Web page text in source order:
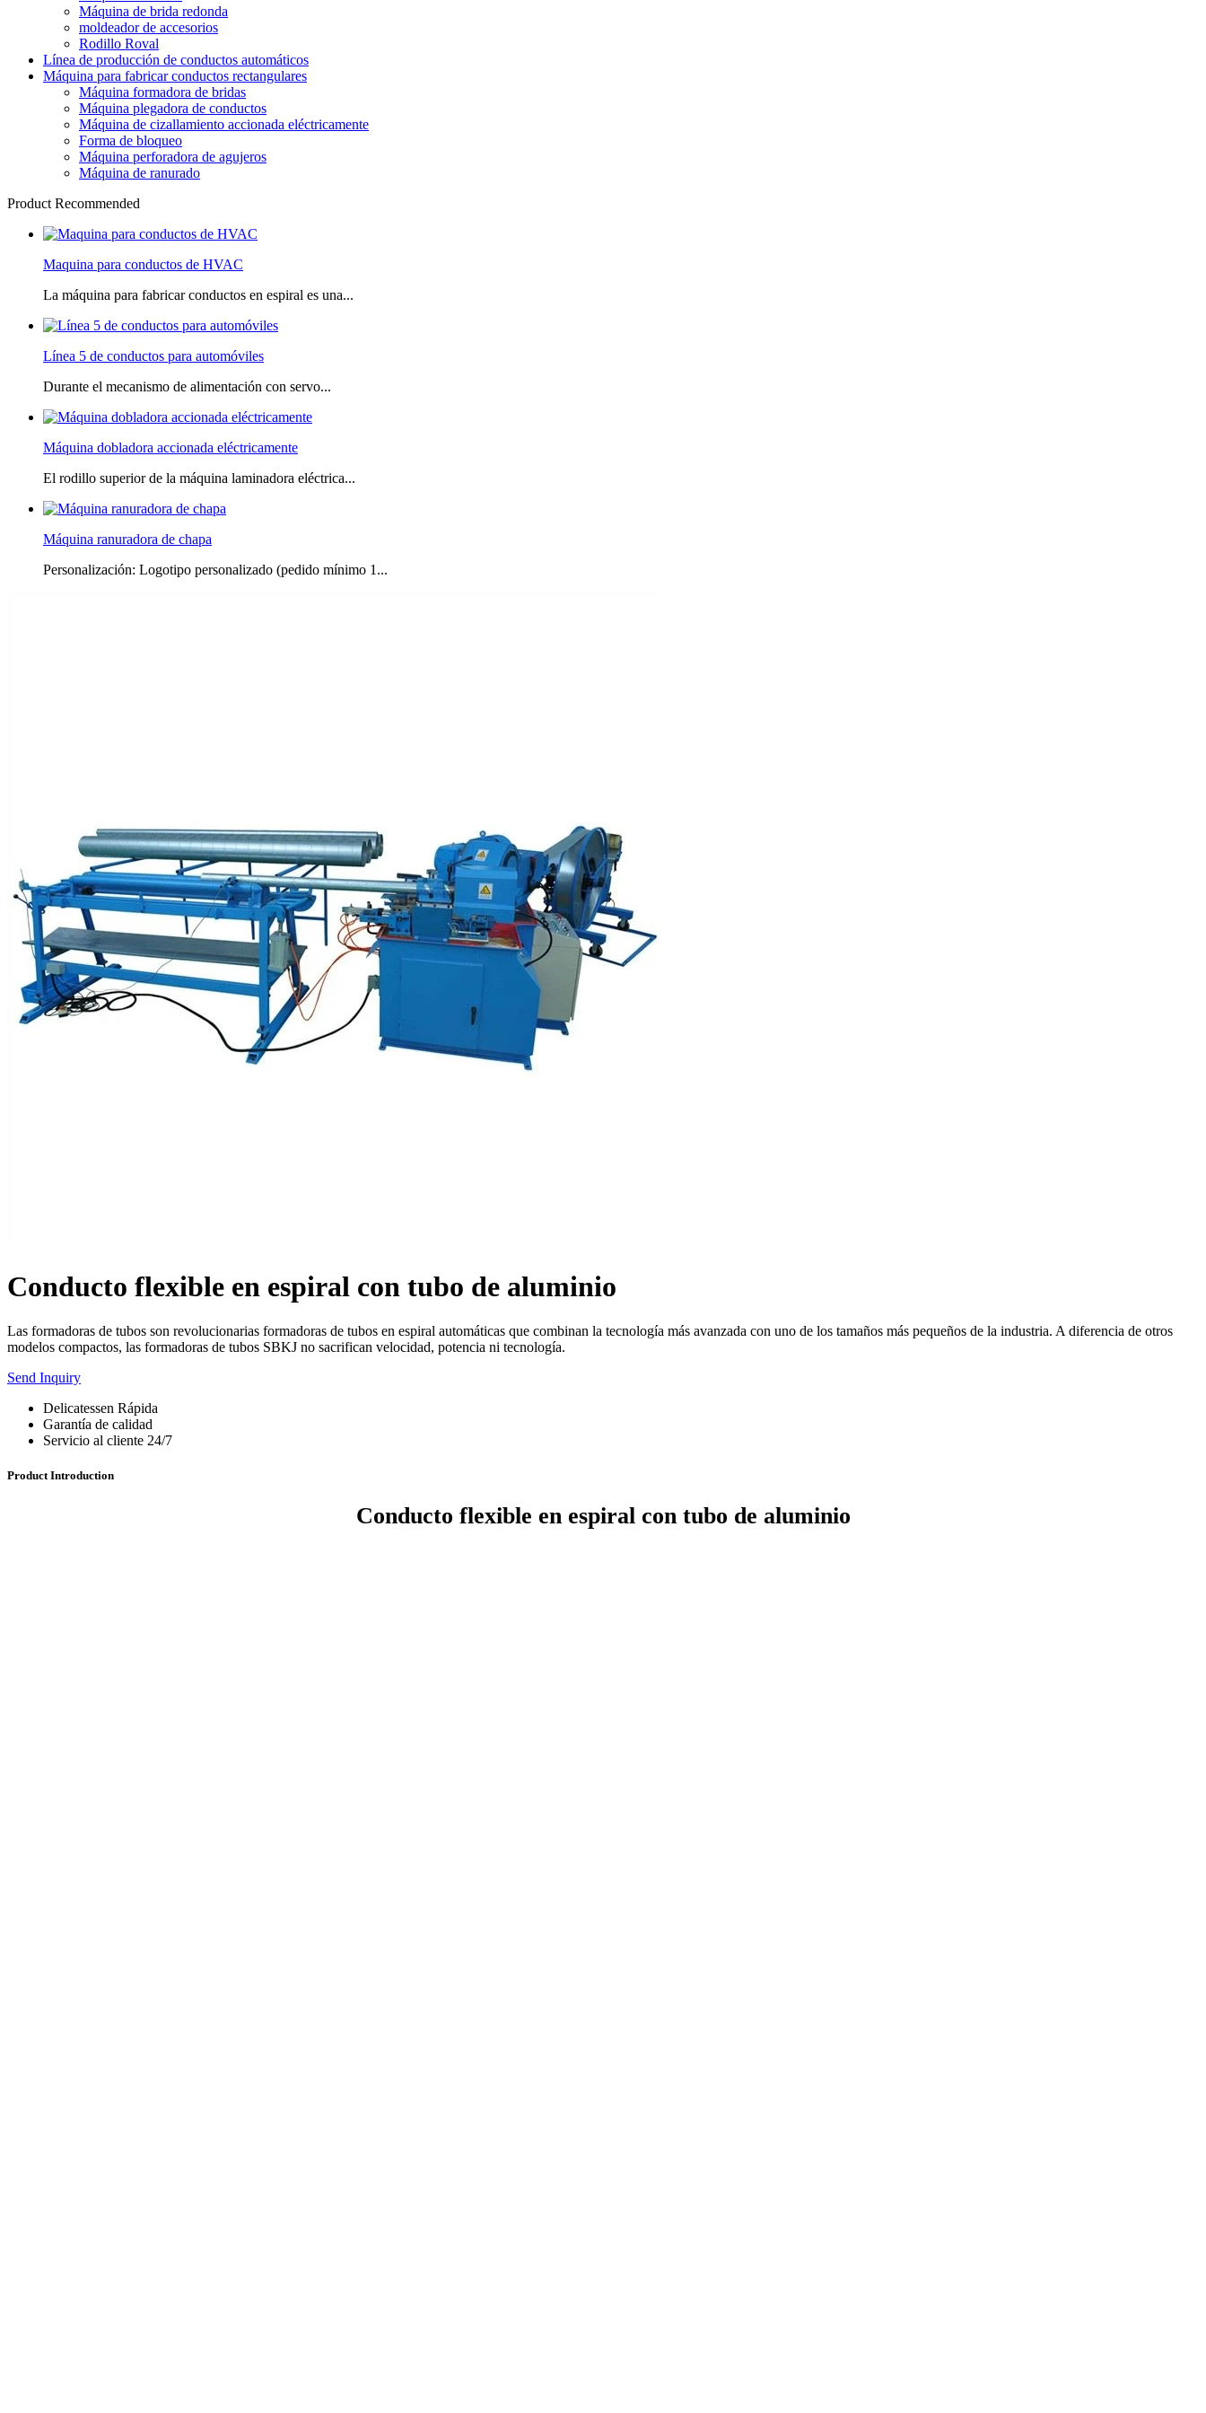
Máquina de brida redonda
moldeador de accesorios
Rodillo Roval
Línea de producción de conductos automáticos
Máquina para fabricar conductos rectangulares
Máquina formadora de bridas
Máquina plegadora de conductos
Máquina de cizallamiento accionada eléctricamente
Forma de bloqueo
Máquina perforadora de agujeros
Máquina de ranurado
Product Recommended
Maquina para conductos de HVAC
La máquina para fabricar conductos en espiral es una...
Línea 5 de conductos para automóviles
Durante el mecanismo de alimentación con servo...
Máquina dobladora accionada eléctricamente
El rodillo superior de la máquina laminadora eléctrica...
Máquina ranuradora de chapa
Personalización: Logotipo personalizado (pedido mínimo 1...
Conducto flexible en espiral con tubo de aluminio
Las formadoras de tubos son revolucionarias formadoras de tubos en espiral automáticas que combinan la tecnología más avanzada con uno de los tamaños más pequeños de la industria. A diferencia de otros
modelos compactos, las formadoras de tubos SBKJ no sacrifican velocidad, potencia ni tecnología.
Send Inquiry
Delicatessen Rápida
Garantía de calidad
Servicio al cliente 24/7
Product Introduction
Conducto flexible en espiral con tubo de aluminio